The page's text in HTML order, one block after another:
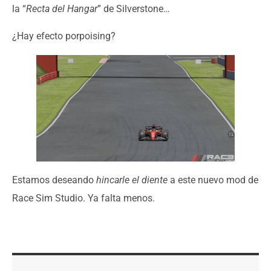
la “Recta del Hangar” de Silverstone…
¿Hay efecto porpoising?
Estamos deseando hincarle el diente a este nuevo mod de
Race Sim Studio. Ya falta menos.